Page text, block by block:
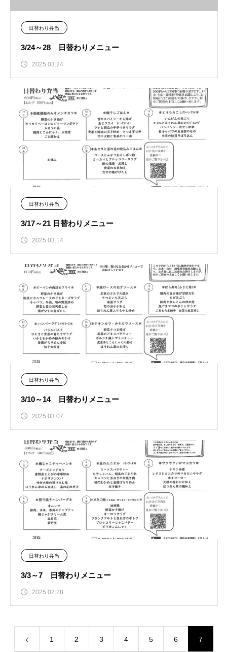
日替わり弁当
3/24～28 日替わりメニュー
2025.03.24
日替わり弁当
3/17～21 日替わりメニュー
2025.03.14
日替わり弁当
3/10～14 日替わりメニュー
2025.03.07
日替わり弁当
3/3～7 日替わりメニュー
2025.02.28
1 2 3 4 5 6 7